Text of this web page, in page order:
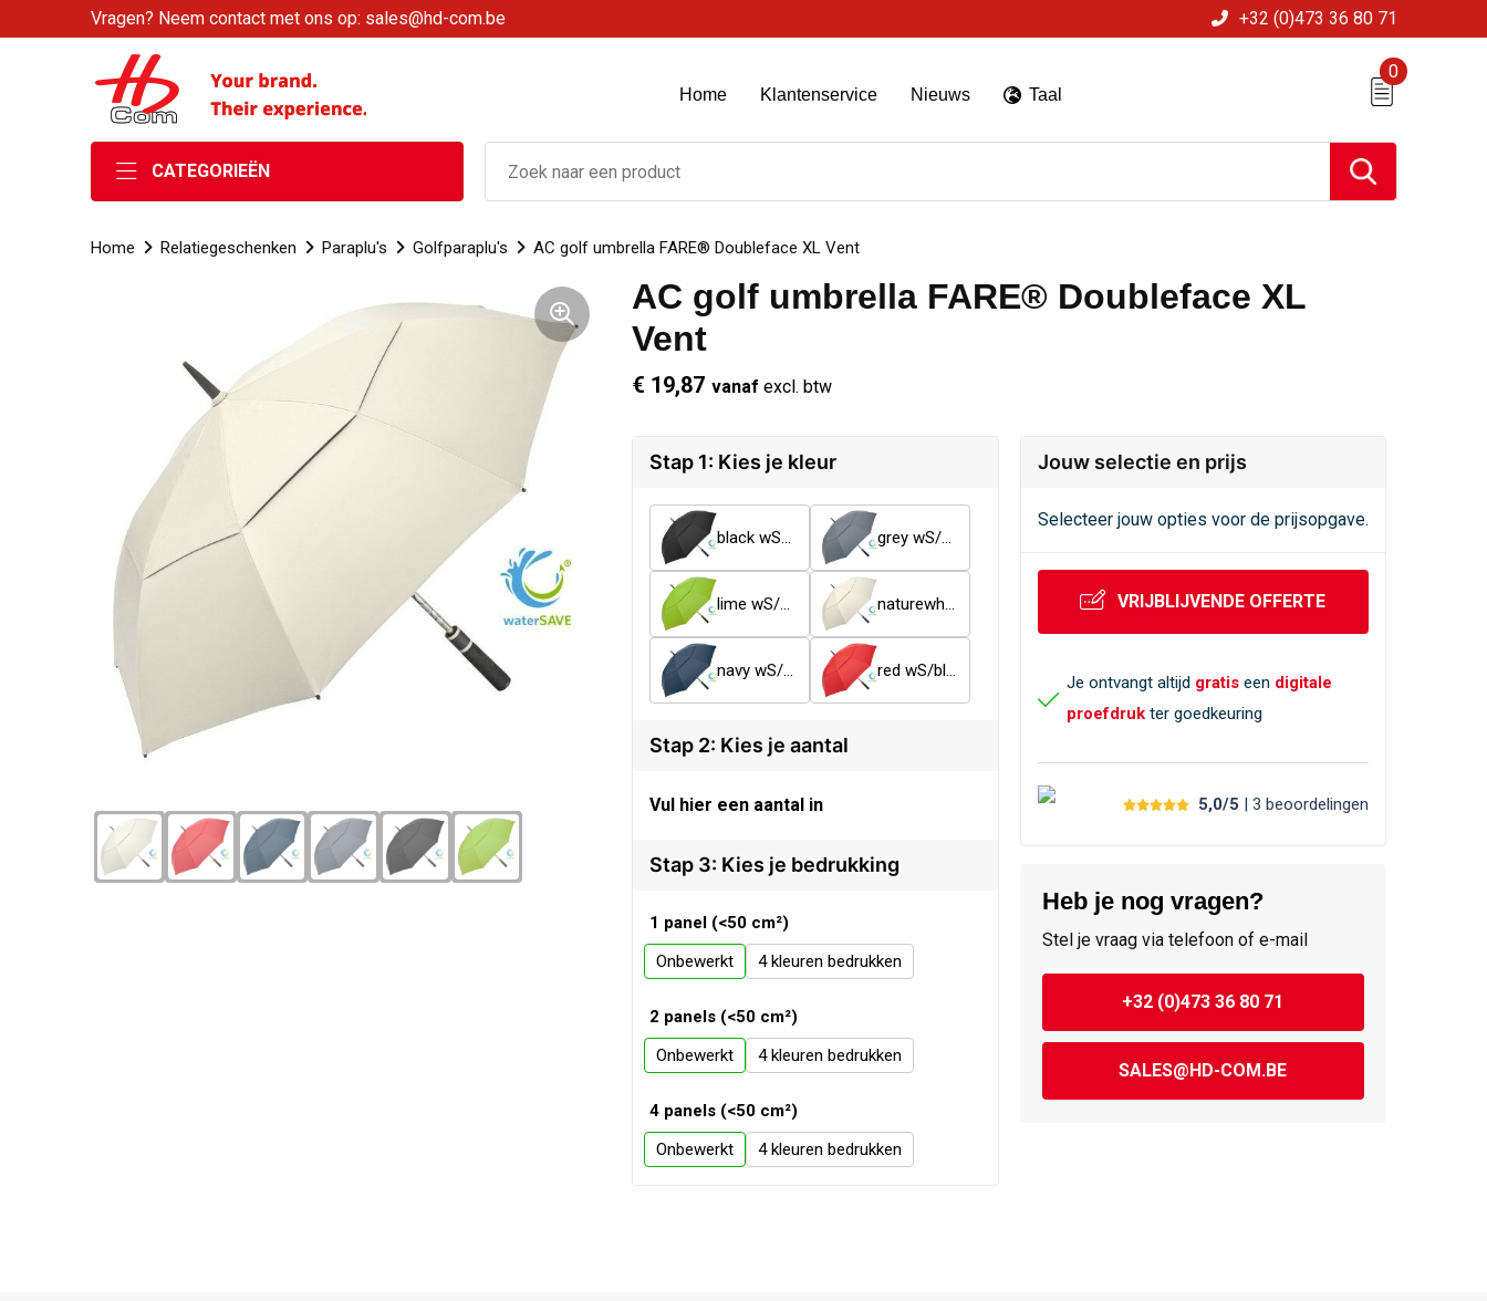
Vragen? Neem contact met ons op: sales@hd-com.be +32 (0)473 36 80 71
Home Klantenservice Nieuws Taal
0
CATEGORIEËN
Home Relatiegeschenken Paraplu's Golfparaplu's AC golf umbrella FARE® Doubleface XL Vent
AC golf umbrella FARE® Doubleface XL
Vent
€ 19,87 vanaf excl. btw
Stap 1: Kies je kleur
black wS/black grey wS/black
lime wS/black naturewhite wS/black
navy wS/black red wS/black
Stap 2: Kies je aantal
Vul hier een aantal in
Stap 3: Kies je bedrukking
1 panel (<50 cm²)
Onbewerkt
4
2 panels (<50 cm²)
Onbewerkt
4
4 panels (<50 cm²)
Onbewerkt
4
Jouw selectie en prijs
Selecteer jouw opties voor de prijsopgave.
VRIJBLIJVENDE OFFERTE
Je ontvangt altijd gratiseen digitale
proefdrukter goedkeuring
5,0/5 | 3 beoordelingen
Heb je nog vragen?
Stel je vraag via telefoon of e-mail
+32 (0)473 36 80 71
SALES@HD-COM.BE